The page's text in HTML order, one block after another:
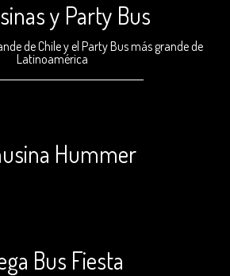
y Party Bus
de Chile y el Party Bus más grande de
Latinoamérica
Hummer
Bus Fiesta